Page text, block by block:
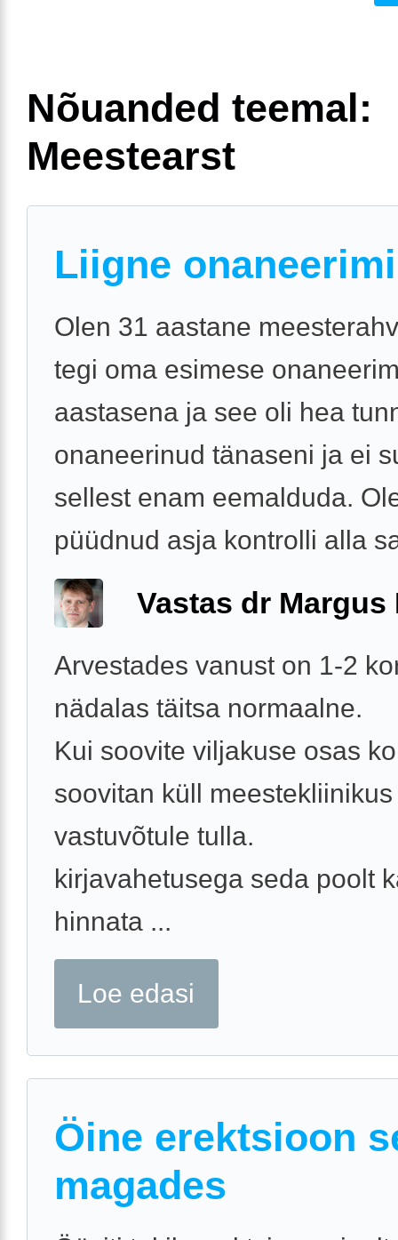
Nõuanded teemal:
Meestearst
Liigne
Olen 31 aastane
tegi oma esimese
aastasena ja see oli hea
onaneerinud tänaseni ja ei
sellest enam eemalduda.
püüdnud asja kontrolli alla
Vastas dr Margus
Arvestades vanust on 1-2
nädalas täitsa normaalne.
Kui soovite viljakuse osas
soovitan küll meestekliinikus
vastuvõtule tulla.
kirjavahetusega seda poolt
hinnata ...
Loe edasi
Öine erektsioon
magades